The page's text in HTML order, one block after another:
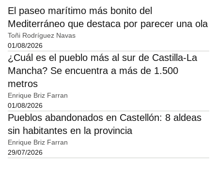
El paseo marítimo más bonito del
Mediterráneo que destaca por parecer una ola
Toñi Rodríguez Navas
01/08/2026
¿Cuál es el pueblo más al sur de Castilla-La
Mancha? Se encuentra a más de 1.500
metros
Enrique Briz Farran
01/08/2026
Pueblos abandonados en Castellón: 8 aldeas
sin habitantes en la provincia
Enrique Briz Farran
29/07/2026